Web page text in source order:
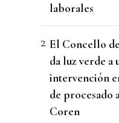
laborales
El Concello
da luz verde a
intervención
de procesado
Coren